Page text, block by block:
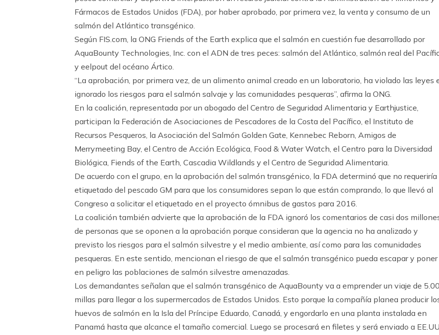
Fármacos de Estados Unidos (FDA), por haber aprobado, por primera vez, la venta y consumo de un
salmón del Atlántico transgénico.
Según FIS.com, la ONG Friends of the Earth explica que el salmón en cuestión fue desarrollado por
AquaBounty Technologies, Inc. con el ADN de tres peces: salmón del Atlántico, salmón real del
y eelpout del océano Ártico.
“La aprobación, por primera vez, de un alimento animal creado en un laboratorio, ha violado las leyes
ignorado los riesgos para el salmón salvaje y las comunidades pesqueras”, afirma la ONG.
En la coalición, representada por un abogado del Centro de Seguridad Alimentaria y Earthjustice,
participan la Federación de Asociaciones de Pescadores de la Costa del Pacífico, el Instituto de
Recursos Pesqueros, la Asociación del Salmón Golden Gate, Kennebec Reborn, Amigos de
Merrymeeting Bay, el Centro de Acción Ecológica, Food & Water Watch, el Centro para la Diversidad
Biológica, Fiends of the Earth, Cascadia Wildlands y el Centro de Seguridad Alimentaria.
De acuerdo con el grupo, en la aprobación del salmón transgénico, la FDA determinó que no requeriría
etiquetado del pescado GM para que los consumidores sepan lo que están comprando, lo que llevó al
Congreso a solicitar el etiquetado en el proyecto ómnibus de gastos para 2016.
La coalición también advierte que la aprobación de la FDA ignoró los comentarios de casi dos
de personas que se oponen a la aprobación porque consideran que la agencia no ha analizado y
previsto los riesgos para el salmón silvestre y el medio ambiente, así como para las comunidades
pesqueras. En este sentido, mencionan el riesgo de que el salmón transgénico pueda escapar y poner
en peligro las poblaciones de salmón silvestre amenazadas.
Los demandantes señalan que el salmón transgénico de AquaBounty va a emprender un viaje de
millas para llegar a los supermercados de Estados Unidos. Esto porque la compañía planea producir
huevos de salmón en la Isla del Príncipe Eduardo, Canadá, y engordarlo en una planta instalada en
Panamá hasta que alcance el tamaño comercial. Luego se procesará en filetes y será enviado a